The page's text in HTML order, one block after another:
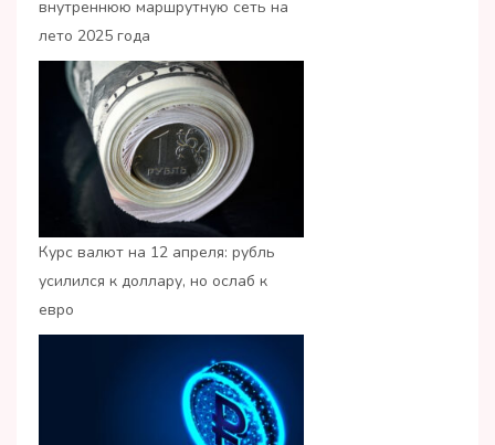
внутреннюю маршрутную сеть на
лето 2025 года
Курс валют на 12 апреля: рубль
усилился к доллару, но ослаб к
евро